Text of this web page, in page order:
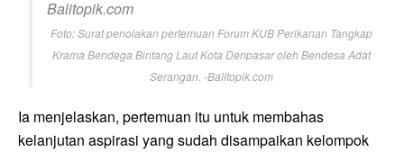
Foto: Surat penolakan pertemuan Forum KUB Perikanan Tangkap
Krama Bendega Bintang Laut Kota Denpasar oleh Bendesa Adat
Serangan. -Balitopik.com
Ia menjelaskan, pertemuan itu untuk membahas
kelanjutan aspirasi yang sudah disampaikan kelompok